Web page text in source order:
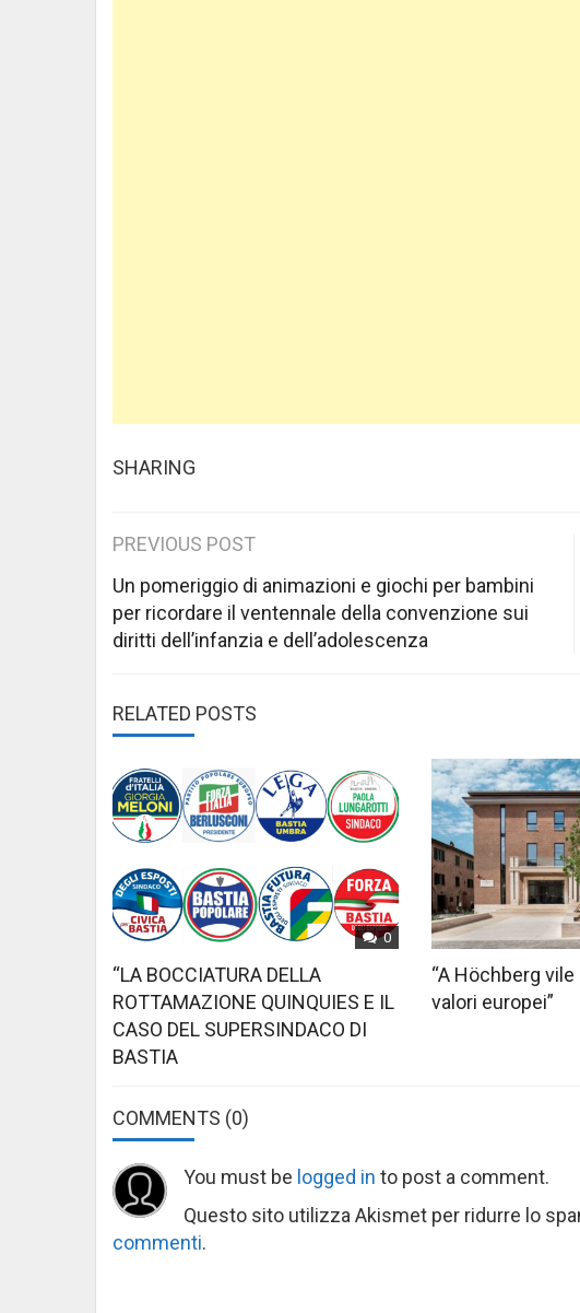
SHARING
Post
navigation
PREVIOUS POST
Un pomeriggio di animazioni e giochi per bambini
per ricordare il ventennale della convenzione sui
diritti dell’infanzia e dell’adolescenza
RELATED POSTS
0
“LA BOCCIATURA DELLA
ROTTAMAZIONE QUINQUIES E IL
CASO DEL SUPERSINDACO DI
BASTIA
“A Höchberg
valori europei”
COMMENTS (0)
You must be logged in to post a comment.
Questo sito utilizza Akismet per ridurre lo
commenti.